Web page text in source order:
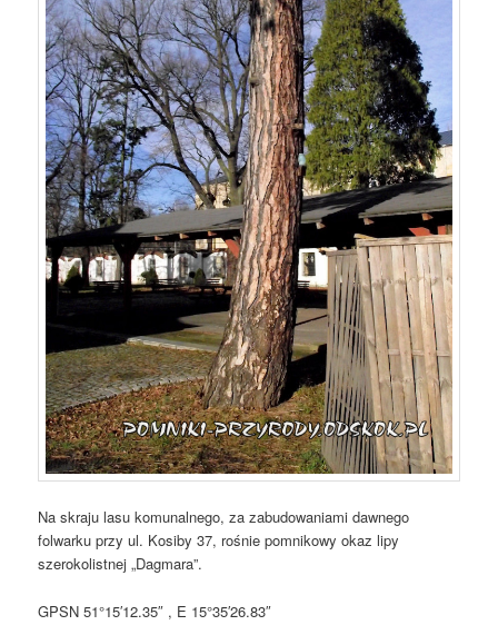
Na skraju lasu komunalnego, za zabudowaniami dawnego
folwarku przy ul. Kosiby 37, rośnie pomnikowy okaz lipy
szerokolistnej „Dagmara”.
GPSN 51°15′12.35″ , E 15°35′26.83″